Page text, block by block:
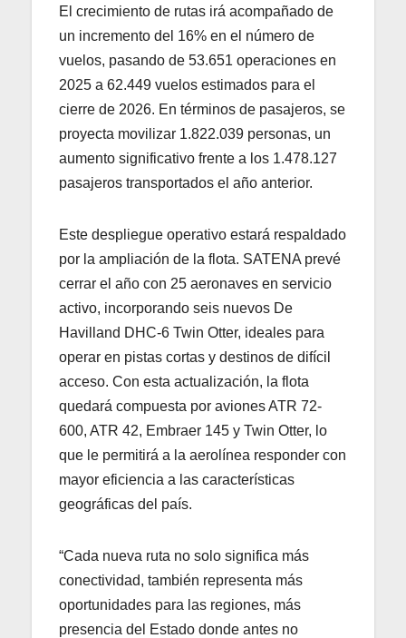
El crecimiento de rutas irá acompañado de
un incremento del 16% en el número de
vuelos, pasando de 53.651 operaciones en
2025 a 62.449 vuelos estimados para el
cierre de 2026. En términos de pasajeros, se
proyecta movilizar 1.822.039 personas, un
aumento significativo frente a los 1.478.127
pasajeros transportados el año anterior.
Este despliegue operativo estará respaldado
por la ampliación de la flota. SATENA prevé
cerrar el año con 25 aeronaves en servicio
activo, incorporando seis nuevos De
Havilland DHC-6 Twin Otter, ideales para
operar en pistas cortas y destinos de difícil
acceso. Con esta actualización, la flota
quedará compuesta por aviones ATR 72-
600, ATR 42, Embraer 145 y Twin Otter, lo
que le permitirá a la aerolínea responder con
mayor eficiencia a las características
geográficas del país.
“Cada nueva ruta no solo significa más
conectividad, también representa más
oportunidades para las regiones, más
presencia del Estado donde antes no